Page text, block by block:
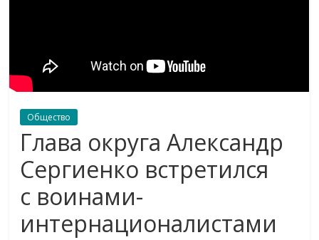
Общество
Глава округа Александр
Сергиенко встретился
с воинами-
интернационалистами